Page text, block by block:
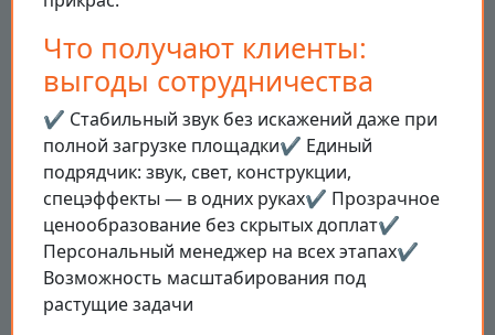
Что получают клиенты:
выгоды сотрудничества
✔️ Стабильный звук без искажений даже при
полной загрузке площадки✔️ Единый
подрядчик: звук, свет, конструкции,
спецэффекты — в одних руках✔️ Прозрачное
ценообразование без скрытых доплат✔️
Персональный менеджер на всех этапах✔️
Возможность масштабирования под
растущие задачи